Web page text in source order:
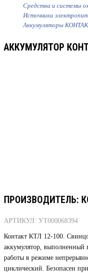
Средства и системы
Источники
Аккумуляторы
АККУМУЛЯТОР
ПРОИЗВОДИТЕЛЬ:
АРТИКУЛ: УТ000068394
Контакт КТЛ 12-100.
аккумулятор, выполненный
работы в режиме
циклический. Безопасен